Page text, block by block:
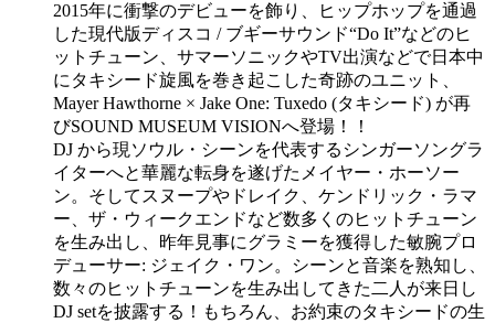
2015年に衝撃のデビューを飾り、ヒップホップを通過
した現代版ディスコ / ブギーサウンド“Do It”などのヒ
ットチューン、サマーソニックやTV出演などで日本中
にタキシード旋風を巻き起こした奇跡のユニット、
Mayer Hawthorne × Jake One: Tuxedo (タキシード) が再
びSOUND MUSEUM VISIONへ登場！！
DJ から現ソウル・シーンを代表するシンガーソングラ
イターへと華麗な転身を遂げたメイヤー・ホーソー
ン。そしてスヌープやドレイク、ケンドリック・ラマ
ー、ザ・ウィークエンドなど数多くのヒットチューン
を生み出し、昨年見事にグラミーを獲得した敏腕プロ
デューサー: ジェイク・ワン。シーンと音楽を熟知し、
数々のヒットチューンを生み出してきた二人が来日し
DJ setを披露する！もちろん、お約束のタキシードの生